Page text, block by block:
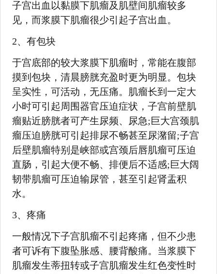
子宫出血以黏膜下肌瘤及肌壁间肌瘤较多
见，而浆膜下肌瘤很少引起子宫出血。
2、有包块
于宫底部的较大浆膜下肌瘤时，常能在腹部
摸到包块，清晨膀胱充盈时更为明显。包块
呈实性，可活动，无压痛。肌瘤长到一定大
小时可引起周围器官压迫症状，子宫前壁肌
瘤贴近膀胱者可产生尿频、尿急;巨大宫颈肌
瘤压迫膀胱可引起排尿不畅甚至尿潴留;子宫
后壁肌瘤特别是峡部或宫颈后唇肌瘤可压迫
直肠，引起大便不畅、排便后不适感;巨大阔
韧带肌瘤可压迫输尿管，甚至引起肾盂积
水。
3、疼痛
一般情况下子宫肌瘤不引起疼痛，但不少患
者可诉有下腹坠胀感、腰背酸痛。当浆膜下
肌瘤发生蒂扭转或子宫肌瘤发生红色变性时